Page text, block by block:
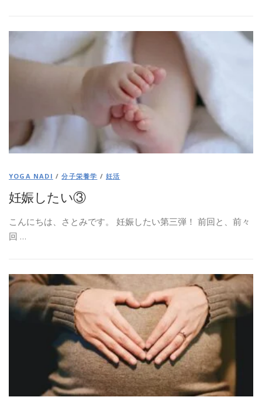
YOGA NADI /分子栄養学 /妊活
妊娠したい③
こんにちは、さとみです。 妊娠したい第三弾！ 前回と、前々
回 …